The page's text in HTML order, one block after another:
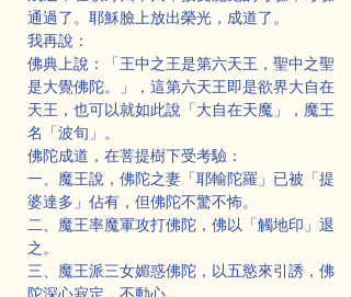
通過了。耶穌臉上放出榮光，成道了。
我再說：
佛典上說：「王中之王是第六天王，聖中之聖
是大覺佛陀。」，這第六天王即是欲界大自在
天王，也可以就如此說「大自在天魔」，魔王
名「波旬」。
佛陀成道，在菩提樹下受考驗：
一、魔王說，佛陀之妻「耶輸陀羅」已被「提
婆達多」佔有，但佛陀不驚不怖。
二、魔王率魔軍攻打佛陀，佛以「觸地印」退
之。
三、魔王派三女媚惑佛陀，以五慾來引誘，佛